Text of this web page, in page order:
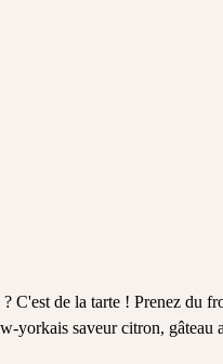
C'est de la tarte ! Prenez du
yorkais saveur citron,